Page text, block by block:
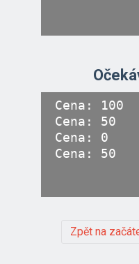
Cena: 100
Cena: 50
Cena: 0
Zpět na